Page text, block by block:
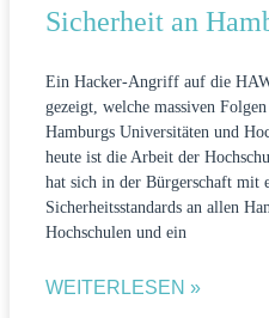
Sicherheit an
Ein Hacker-Angriff auf die
gezeigt, welche massiven
Hamburgs Universitäten und
heute ist die Arbeit der
hat sich in der Bürgerschaft
Sicherheitsstandards an allen
Hochschulen und ein
WEITERLESEN »